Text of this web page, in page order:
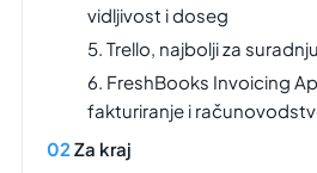
vidljivost i doseg
5. Trello, najbolji za
6. FreshBooks Invoicing
fakturiranje i
Za kraj